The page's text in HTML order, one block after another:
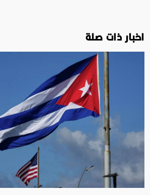
اخبار ذات صلة